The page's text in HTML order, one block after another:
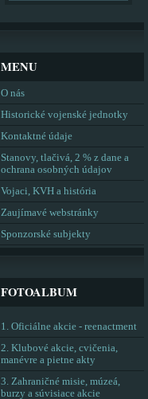
MENU
O nás
Historické vojenské jednotky
Kontaktné údaje
Stanovy, tlačivá, 2 % z dane a
ochrana osobných údajov
Vojaci, KVH a história
Zaujímavé webstránky
Sponzorské subjekty
FOTOALBUM
1. Oficiálne akcie - reenactment
2. Klubové akcie, cvičenia,
manévre a pietne akty
3. Zahraničné misie, múzeá,
burzy a súvisiace akcie